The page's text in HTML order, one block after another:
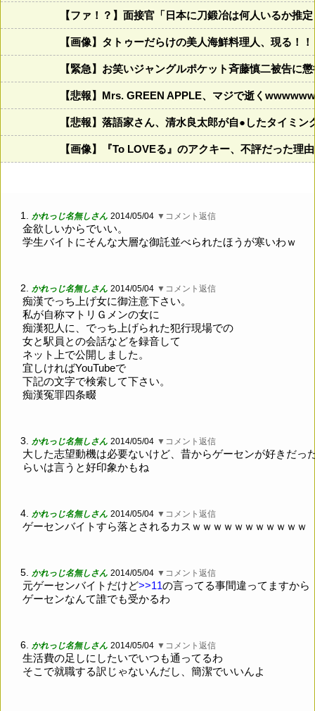
【ファ！？】面接官「日本に刀鍛冶は何人いるか
【画像】タトゥーだらけの美人海鮮料理人、現る
【緊急】お笑いジャングルポケット斉藤慎二被告に
【悲報】Mrs. GREEN APPLE、マジで逝くwwwwww
【悲報】落語家さん、清水良太郎が自●したタイミ
【画像】『To LOVEる』のアクキー、不評だった理
1. かれっじ名無しさん 2014/05/04 ▼コメント返信
金欲しいからでいい。
学生バイトにそんな大層な御託並べられたほうが寒いわｗ
2. かれっじ名無しさん 2014/05/04 ▼コメント返信
痴漢でっち上げ女に御注意下さい。
私が自称マトリＧメンの女に
痴漢犯人に、でっち上げられた犯行現場での
女と駅員との会話などを録音して
ネット上で公開しました。
宜しければYouTubeで
下記の文字で検索して下さい。
痴漢冤罪四条畷
3. かれっじ名無しさん 2014/05/04 ▼コメント返信
大した志望動機は必要ないけど、昔からゲーセンが好きだっ
らいは言うと好印象かもね
4. かれっじ名無しさん 2014/05/04 ▼コメント返信
ゲーセンバイトすら落とされるカスｗｗｗｗｗｗｗｗｗｗｗ
5. かれっじ名無しさん 2014/05/04 ▼コメント返信
元ゲーセンバイトだけど>>11の言ってる事間違ってますから
ゲーセンなんて誰でも受かるわ
6. かれっじ名無しさん 2014/05/04 ▼コメント返信
生活費の足しにしたいでいつも通ってるわ
そこで就職する訳じゃないんだし、簡潔でいいんよ